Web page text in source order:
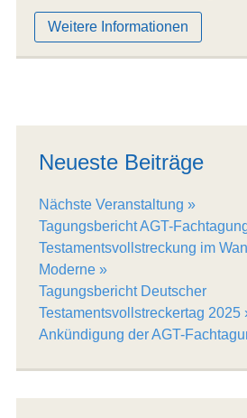
Weitere Informationen
Neueste Beiträge
Nächste Veranstaltung
Tagungsbericht AGT-
Testamentsvollstreckung im
Moderne
Tagungsbericht Deutscher
Testamentsvollstreckertag 2025
Ankündigung der AGT-